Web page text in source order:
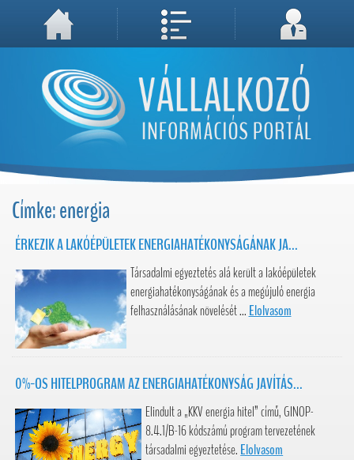
A weboldal használatával Ön elfogadja, hogy Cookie-kat (sütiket) tároljunk számítógépén. A sütik a weboldal megfelelő működéséhez
Megértettem, folytatás...
Címke: energia
ÉRKEZIK A LAKÓÉPÜLETEK ENERGIAHATÉKONYSÁGÁNAK JA...
Társadalmi egyeztetés alá került a lakóépületek
energiahatékonyságának és a megújuló energia
felhasználásának növelését ... Elolvasom
0%-OS HITELPROGRAM AZ ENERGIAHATÉKONYSÁG JAVÍTÁS...
Elindult a „KKV energia hitel” című, GINOP-
8.4.1/B-16 kódszámú program tervezetének
társadalmi egyeztetése. Elolvasom